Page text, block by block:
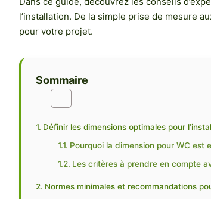
l’installation. De la simple prise de mesure
pour votre projet.
Sommaire
Définir les dimensions optimales pour
Pourquoi la dimension pour WC est
Les critères à prendre en compte
Normes minimales et recommandations